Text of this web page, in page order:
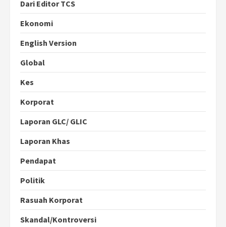
Dari Editor TCS
Ekonomi
English Version
Global
Kes
Korporat
Laporan GLC/ GLIC
Laporan Khas
Pendapat
Politik
Rasuah Korporat
Skandal/Kontroversi